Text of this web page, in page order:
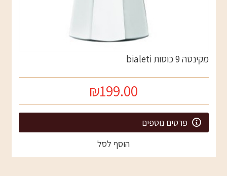
מקינטה 9 כוסות bialeti
₪199.00
פרטים נוספים
הוסף לסל